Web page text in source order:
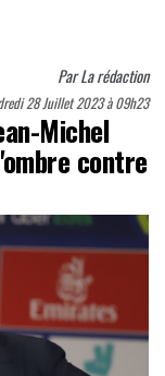
ParLa rédaction
28 Juillet 2023 à 09h23
Michel
contre